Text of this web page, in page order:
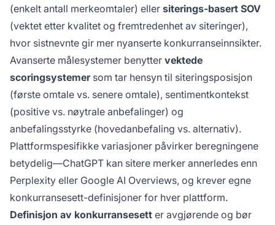
(enkelt antall merkeomtaler) eller siterings-basert SOV
(vektet etter kvalitet og fremtredenhet av siteringer),
hvor sistnevnte gir mer nyanserte konkurranseinnsikter.
Avanserte målesystemer benytter vektede
scoringsystemersom tar hensyn til siteringsposisjon
(første omtale vs. senere omtale), sentimentkontekst
(positive vs. nøytrale anbefalinger) og
anbefalingsstyrke (hovedanbefaling vs. alternativ).
Plattformspesifikke variasjoner påvirker beregningene
betydelig—ChatGPT kan sitere merker annerledes enn
Perplexity eller Google AI Overviews, og krever egne
konkurransesett-definisjoner for hver plattform.
Definisjon av konkurransesett er avgjørende og bør